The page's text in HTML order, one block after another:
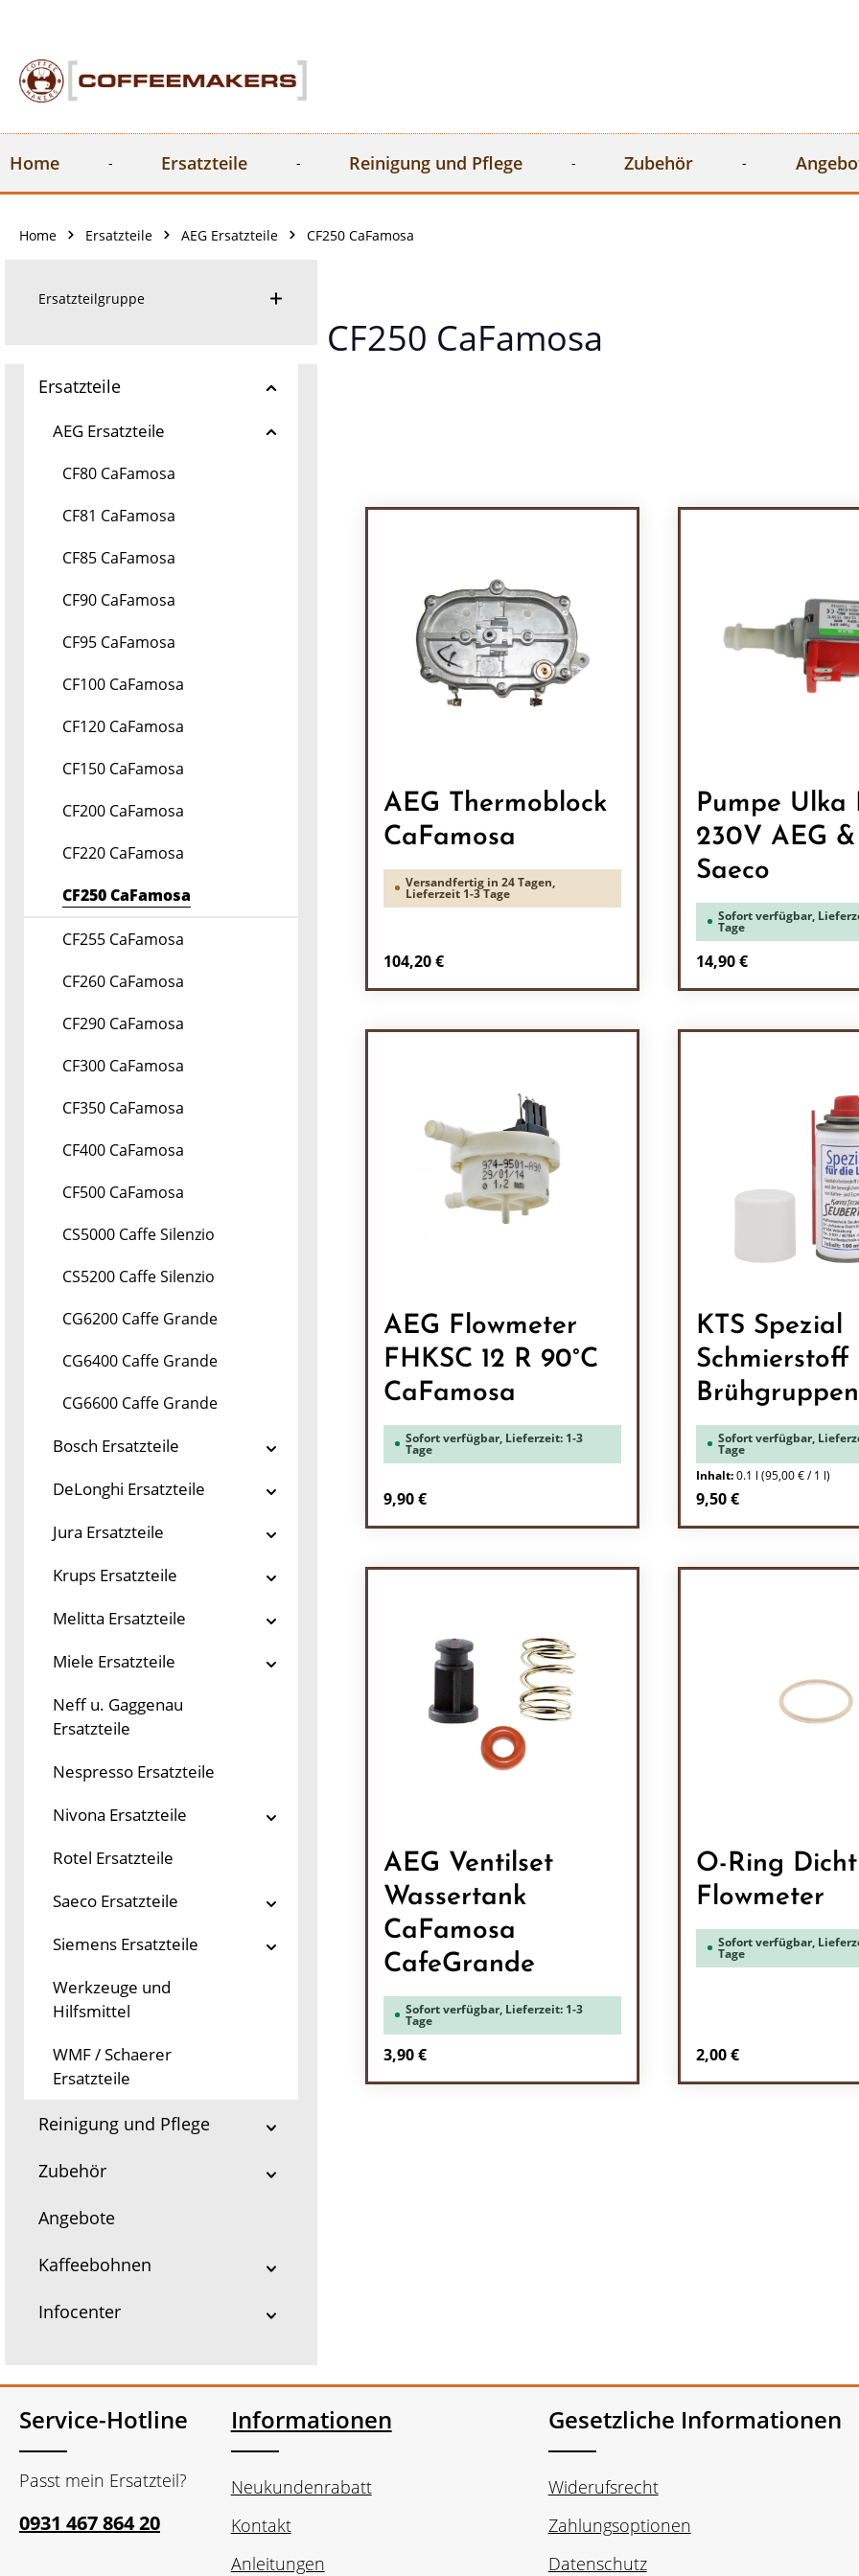
Home Ersatzteile Reinigung und Pflege Zubehör
Home Ersatzteile AEG Ersatzteile CF250 CaFamosa
Ersatzteilgruppe
Ersatzteile
AEG Ersatzteile
CF80 CaFamosa
CF81 CaFamosa
CF85 CaFamosa
CF90 CaFamosa
CF95 CaFamosa
CF100 CaFamosa
CF120 CaFamosa
CF150 CaFamosa
CF200 CaFamosa
CF220 CaFamosa
CF250 CaFamosa
CF255 CaFamosa
CF260 CaFamosa
CF290 CaFamosa
CF300 CaFamosa
CF350 CaFamosa
CF400 CaFamosa
CF500 CaFamosa
CS5000 Caffe Silenzio
CS5200 Caffe Silenzio
CG6200 Caffe Grande
CG6400 Caffe Grande
CG6600 Caffe Grande
Bosch Ersatzteile
DeLonghi Ersatzteile
Jura Ersatzteile
Krups Ersatzteile
Melitta Ersatzteile
Miele Ersatzteile
Neff u. Gaggenau
Ersatzteile
Nespresso Ersatzteile
Nivona Ersatzteile
Rotel Ersatzteile
Saeco Ersatzteile
Siemens Ersatzteile
Werkzeuge und
Hilfsmittel
WMF / Schaerer
Ersatzteile
Reinigung und Pflege
Zubehör
Angebote
Kaffeebohnen
Infocenter
CF250 CaFamosa
AEG Thermoblock
CaFamosa
Versandfertig in 24 Tagen,
Lieferzeit 1-3 Tage
Regulärer Preis:
104,20 €
Pumpe Ulka
230V AEG &
Saeco
Sofort verfügbar,
Tage
Regulärer Preis:
14,90 €
AEG Flowmeter
FHKSC 12 R 90°C
CaFamosa
Sofort verfügbar, Lieferzeit: 1-3
Tage
Regulärer Preis:
9,90 €
KTS Spezial
Schmierstoff
Brühgruppen
Sofort verfügbar,
Tage
Inhalt:0.1 l (95,00 € / 1 l)
Regulärer Preis:
9,50 €
AEG Ventilset
Wassertank
CaFamosa
CafeGrande
Sofort verfügbar, Lieferzeit: 1-3
Tage
Regulärer Preis:
3,90 €
O-Ring
Flowmeter
Sofort verfügbar,
Tage
Regulärer Preis:
2,00 €
Service-Hotline
Passt mein Ersatzteil?
0931 467 864 20
Informationen
Neukundenrabatt
Kontakt
Anleitungen
Gesetzliche Informationen
Widerufsrecht
Zahlungsoptionen
Datenschutz